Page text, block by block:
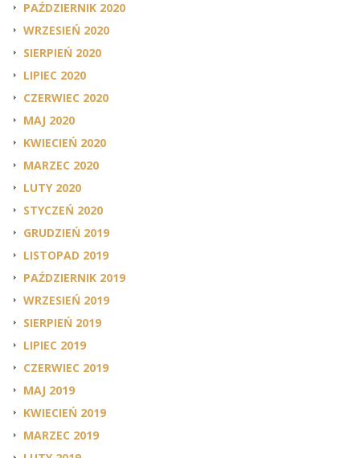
PAŹDZIERNIK 2020
WRZESIEŃ 2020
SIERPIEŃ 2020
LIPIEC 2020
CZERWIEC 2020
MAJ 2020
KWIECIEŃ 2020
MARZEC 2020
LUTY 2020
STYCZEŃ 2020
GRUDZIEŃ 2019
LISTOPAD 2019
PAŹDZIERNIK 2019
WRZESIEŃ 2019
SIERPIEŃ 2019
LIPIEC 2019
CZERWIEC 2019
MAJ 2019
KWIECIEŃ 2019
MARZEC 2019